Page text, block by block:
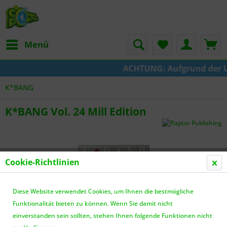
Menü
ACHTUNG: Aufgrund
K*BANG
K*BANG Vol. 24 Mill Edition
Cookie-Richtlinien
Diese Website verwendet Cookies, um Ihnen die bestmögliche
Funktionalität bieten zu können. Wenn Sie damit nicht
einverstanden sein sollten, stehen Ihnen folgende Funktionen nicht